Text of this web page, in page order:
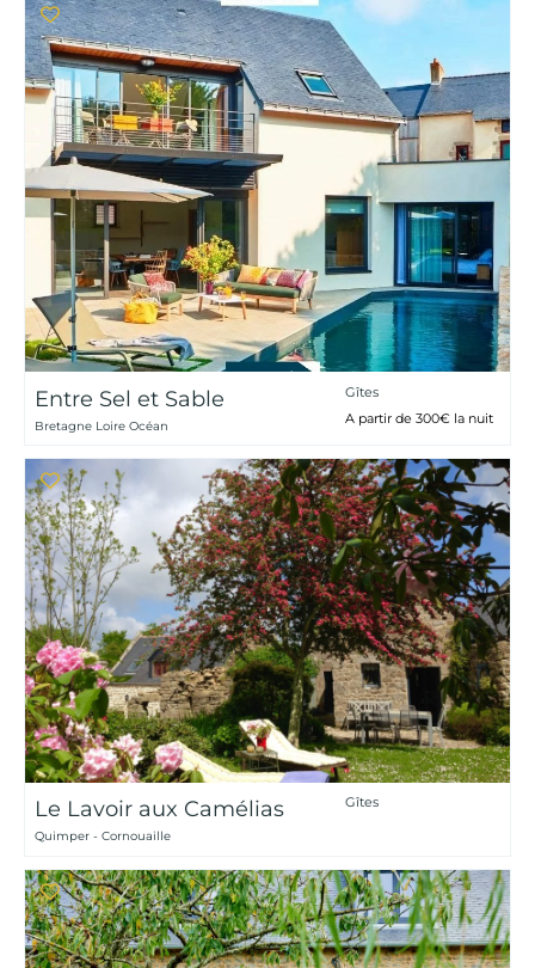
Entre Sel et Sable
Bretagne Loire Océan
Gîtes
A partir de 300€ la nuit
Le Lavoir aux Camélias
Quimper - Cornouaille
Gîtes